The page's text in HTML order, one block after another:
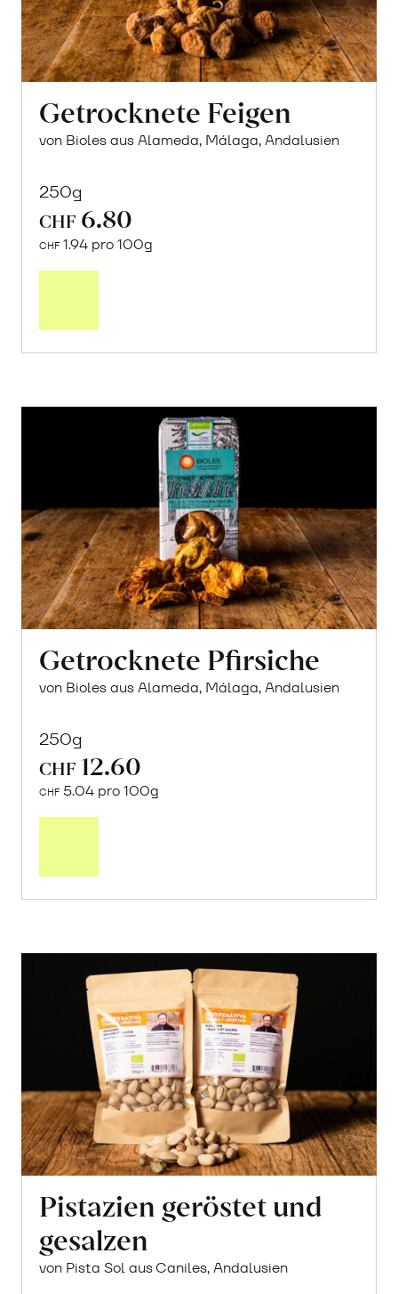
Getrocknete Feigen
von Bioles aus Alameda, Málaga, Andalusien
250g
CHF 6.80
CHF 1.94 pro 100g
Getrocknete Pfirsiche
von Bioles aus Alameda, Málaga, Andalusien
250g
CHF 12.60
CHF 5.04 pro 100g
Pistazien geröstet und
gesalzen
von Pista Sol aus Caniles, Andalusien